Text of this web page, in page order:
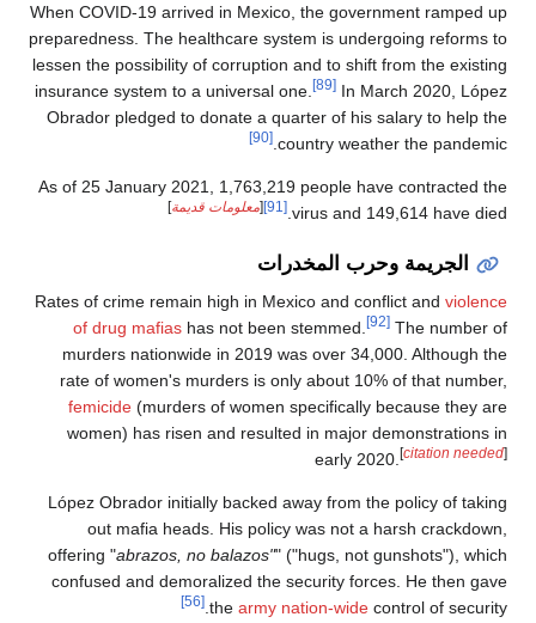
When COVID-19 arrived in Mexico, the government ramped up
preparedness. The healthcare system is undergoing reforms to
lessen the possibility of corruption and to shift from the existing
insurance system to a universal one.
[89] In March 2020, López
Obrador pledged to donate a quarter of his salary to help the
country weather the pandemic.
[90]
As of 25 January 2021, 1,763,219 people have contracted the
virus and 149,614 have died.
[91]
[معلومات قديمة]
الجريمة وحرب المخدرات
Rates of crime remain high in Mexico and conflict and violence
of drug mafias has not been stemmed. [92] The number of
murders nationwide in 2019 was over 34,000. Although the
rate of women's murders is only about 10% of that number,
femicide (murders of women specifically because they are
women) has risen and resulted in major demonstrations in
early 2020. [citation needed]
López Obrador initially backed away from the policy of taking
out mafia heads. His policy was not a harsh crackdown,
offering "abrazos, no balazos"" ("hugs, not gunshots"), which
confused and demoralized the security forces. He then gave
the army nation-wide control of security.
[56]